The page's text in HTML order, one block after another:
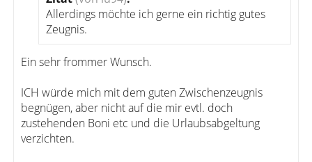
Allerdings möchte ich gerne ein richtig gutes
Zeugnis.
Ein sehr frommer Wunsch.
ICH würde mich mit dem guten Zwischenzeugnis
begnügen, aber nicht auf die mir evtl. doch
zustehenden Boni etc und die Urlaubsabgeltung
verzichten.